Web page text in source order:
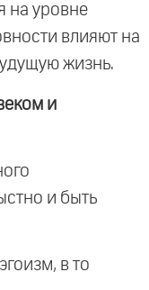
на уровне
влияют на
жизнь.
и
и быть
в то